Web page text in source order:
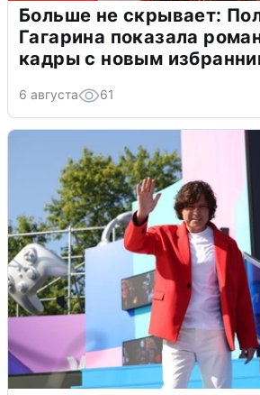
Больше не скрывает:
Гагарина показала
кадры с новым
6 августа 61